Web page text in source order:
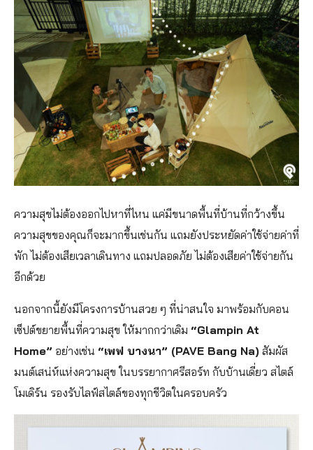
ความสุขไม่ต้องออกไปหาที่ไหน แค่มีขนาดพื้นที่บ้านที่กว้างขึ้น
ความสุขของคุณก็จะมากขึ้นเช่นกัน แถมยังประหยัดค่าใช้จ่ายค่าที่
พัก ไม่ต้องเสียเวลาเดินทาง แถมปลอดภัย ไม่ต้องเสียค่าใช้จ่ายกัน
อีกด้วย
นอกจากนี้ยังมีโครงการบ้านสวย ๆ ที่น่าสนใจ มาพร้อมกับคอน
เซ็ปต์ขยายพื้นที่ความสุข ให้มากกว่าเดิม “Glampin At
Home” อย่างเช่น “เพฟ บางนา” (PAVE Bang Na) สัมผัส
มนต์เสน่ห์แห่งความสุข ในบรรยากาศรีสอร์ท กับบ้านเดี่ยว สไตล์
โมเดิร์น รองรับไลฟ์สไตล์ของทุกชีวิตในครอบครัว